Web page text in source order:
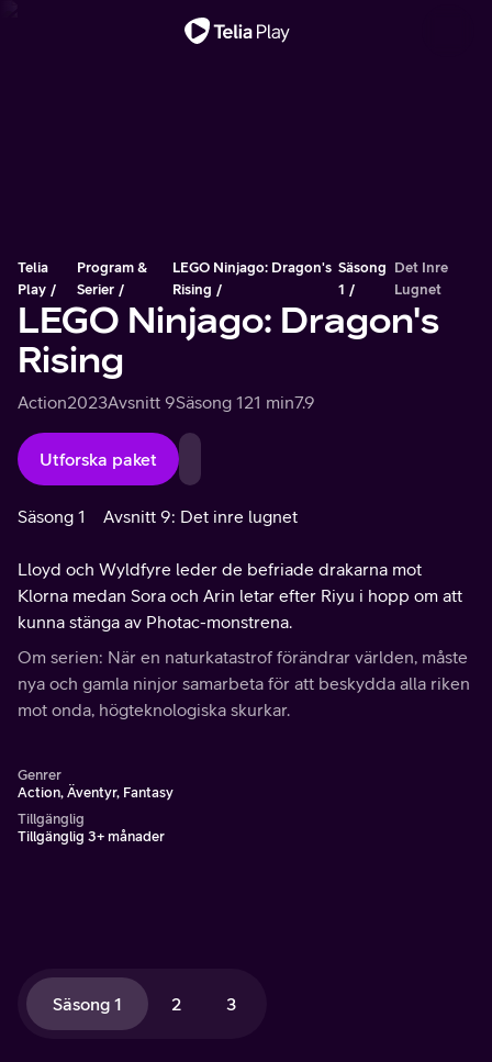
Telia
Play
Program &
Serier
LEGO Ninjago: Dragon's
Rising
Säsong
1
Det Inre
Lugnet
LEGO Ninjago: Dragon's
Rising
Action2023Avsnitt 9Säsong 121 min7.9
Utforska paket
Säsong 1 Avsnitt 9: Det inre lugnet
Lloyd och Wyldfyre leder de befriade drakarna mot
Klorna medan Sora och Arin letar efter Riyu i hopp om att
kunna stänga av Photac-monstrena.
Om serien: När en naturkatastrof förändrar världen, måste
nya och gamla ninjor samarbeta för att beskydda alla riken
mot onda, högteknologiska skurkar.
Genrer
Action, Äventyr, Fantasy
Tillgänglig
Tillgänglig 3+ månader
Säsong 1 2 3